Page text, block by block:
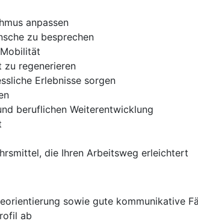
anpassen
zu besprechen
zu regenerieren
Erlebnisse sorgen
beruflichen Weiterentwicklung
die Ihren Arbeitsweg erleichtert
sowie gute kommunikative
ab